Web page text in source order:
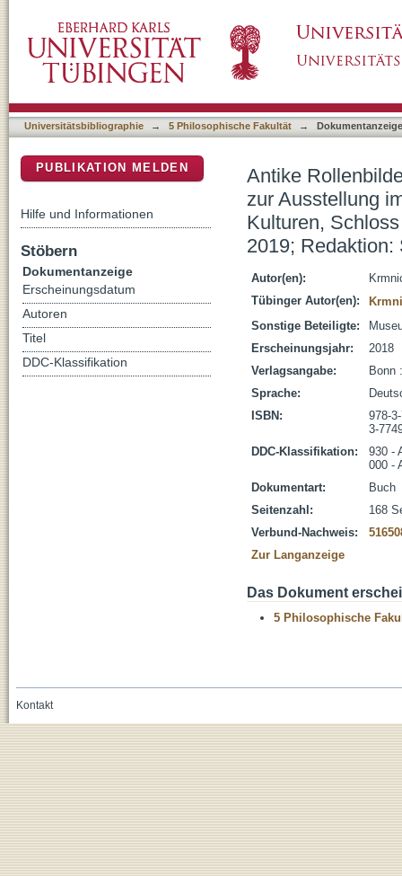
der Universität Tübingen MUT, Alte
Februar 2019; Redaktion: Stefan Krmnicek
Universitätsbibliographie → 5 Philosophische Fakultät → Dokumentanzeige
Antike
zur Ausstellung
Kulturen,
2019;
Autor(en):
Tübinger Autor(en):
Sonstige Beteiligte:
Erscheinungsjahr:
2018
Verlagsangabe:
Bonn
Sprache:
ISBN:
978-
3-
DDC-Klassifikation:
930 -
000 -
Dokumentart:
Buch
Seitenzahl:
168
Verbund-Nachweis:
Zur Langanzeige
Das Dokument
5 Philosophische
PUBLIKATION MELDEN
Hilfe und Informationen
Stöbern
Dokumentanzeige
Erscheinungsdatum
Autoren
Titel
DDC-Klassifikation
Kontakt